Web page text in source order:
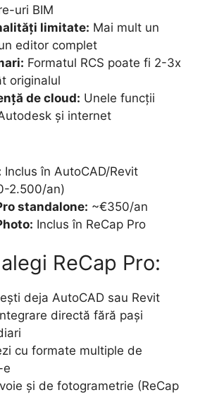
uri BIM
limitate: Mai mult un
editor complet
Formatul RCS poate fi 2-3x
originalul
de cloud: Unele funcții
și internet
Inclus în AutoCAD/Revit
2.500/an)
standalone: ~€350/an
Inclus în ReCap Pro
ReCap Pro:
deja AutoCAD sau Revit
directă fără pași
cu formate multiple de
e
și de fotogrametrie (ReCap